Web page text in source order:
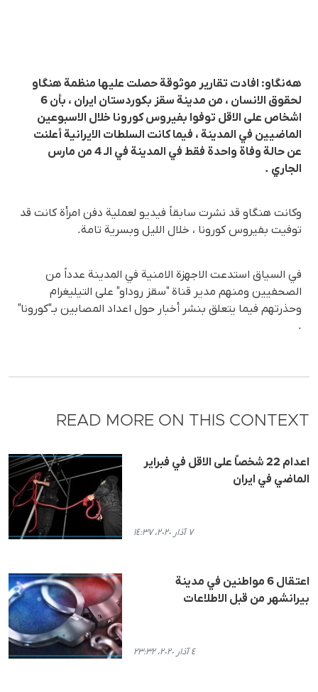
هەنگاو: افادت تقارير موثوقة حصلت عليها منظمة هنگاو
لحقوق الانسان ، من مدينة سقز بكوردستان ايران ، بأن 6
اشخاص على الاقل توفوا بفيروس كورونا خلال الاسبوعين
الماضيين في المدينة ، فيما كانت السلطات الايرانية أعلنت
عن حالة وفاة واحدة فقط في المدينة في الـ 4 من مارس
الجاري .
وكانت هنگاو قد نشرت سابقاً فيديو لعملية دفن امرأة كانت قد
توفيت بفيروس كورونا ، خلال الليل وبسرية تامة.
في السياق استدعت الاجهزة الامنية في المدينة عدداً من
الصحفيين ومنهم مدير قناة "سقز روداو" على التيليغرام
وحذرتهم فيما يتعلق بنشر أخبار حول اعداد المصابين بـ"كورونا"
.
READ MORE ON THIS CONTEXT
اعدام 22 شخصاً على الاقل في فبراير
الماضي في ايران
٧ آذار ٢٠٢٠، ١٤:٣٧
اعتقال 6 مواطنين في مدينة
بيرانشهر من قبل الاطلاعات
٤ آذار ٢٠٢٠، ٢٣:٣٢